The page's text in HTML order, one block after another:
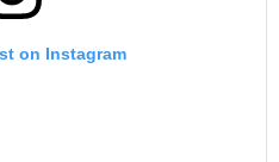
on Instagram